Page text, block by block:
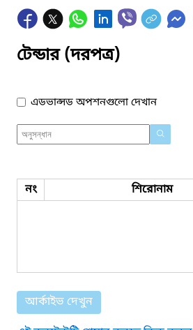
টেন্ডার (দরপত্র)
এডভান্সড অপশনগুলো দেখান
নং শিরোনাম
আর্কাইভ দেখুন